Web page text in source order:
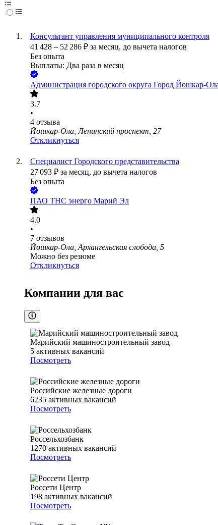
Консультант управления муниципального контроля
41 428 – 52 286 ₽ за месяц, до вычета налогов
Без опыта
Выплаты: Два раза в месяц
Администрация городского округа Город Йошкар-
3.7
•
4 отзыва
Йошкар-Ола, Ленинский проспект, 27
Откликнуться
Специалист Городского представительства
27 093 ₽ за месяц, до вычета налогов
Без опыта
ПАО ТНС энерго Марий Эл
4.0
•
7 отзывов
Йошкар-Ола, Архангельская слобода, 5
Можно без резюме
Откликнуться
Компании для вас
Марийский машиностроительный завод
5 активных вакансий
Посмотреть
Российские железные дороги
6235 активных вакансий
Посмотреть
Россельхозбанк
1270 активных вакансий
Посмотреть
Россети Центр
198 активных вакансий
Посмотреть